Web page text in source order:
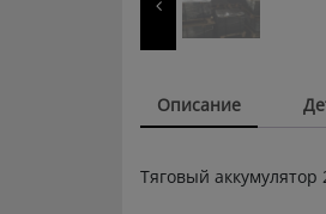
Описание
Тяговый аккумулятор